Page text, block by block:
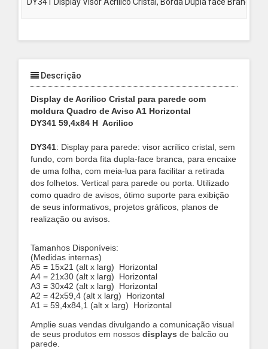
Descrição
Display de Acrilico Cristal para parede com
moldura Quadro de Aviso A1 Horizontal
DY341 59,4x84 H Acrilico
DY341: Display para parede: visor acrílico cristal, sem
fundo, com borda fita dupla-face branca, para encaixe
de uma folha, com meia-lua para facilitar a retirada
dos folhetos. Vertical para parede ou porta. Utilizado
como quadro de avisos, ótimo suporte para exibição
de seus informativos, projetos gráficos, planos de
realização ou avisos.
Tamanhos Disponíveis:
(Medidas internas)
A5 = 15x21 (alt x larg)
Horizontal
A4 = 21x30 (alt x larg)
Horizontal
A3 = 30x42 (alt x larg)
Horizontal
A2 = 42x59,4 (alt x larg)
Horizontal
A1 = 59,4x84,1 (alt x larg)
Horizontal
Amplie suas vendas divulgando a comunicação visual
de seus produtos em nossos displays de balcão ou
parede